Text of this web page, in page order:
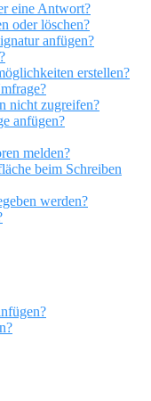
eine Antwort?
oder löschen?
anfügen?
erstellen?
nicht zugreifen?
anfügen?
melden?
beim Schreiben
werden?